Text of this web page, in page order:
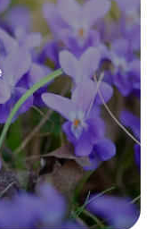
care-ți umple inima și
de pădure, violete,
cu santal,